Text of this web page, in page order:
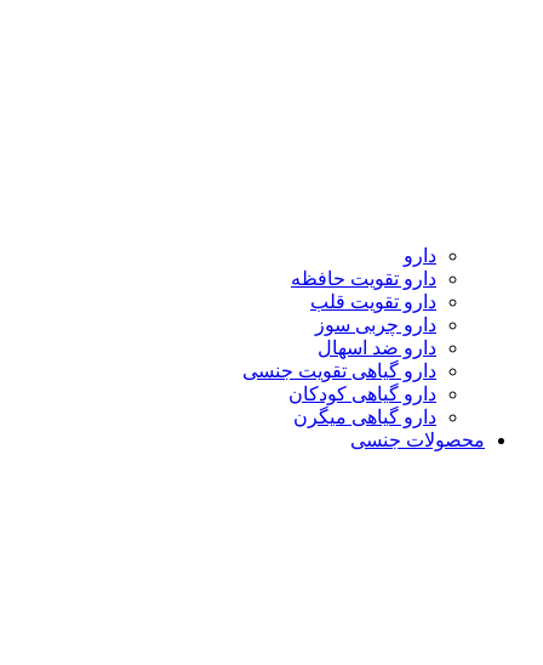
دارو
دارو تقویت حافظه
دارو تقویت قلب
دارو چربی سوز
دارو ضد اسهال
دارو گیاهی تقویت جنسی
دارو گیاهی کودکان
دارو گیاهی میگرن
محصولات جنسی